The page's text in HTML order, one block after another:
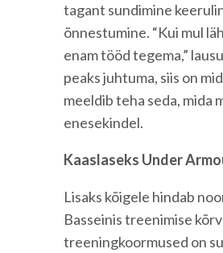
tagant sundimine
õnnestumine. “Kui mul
enam tööd tegema,”
peaks juhtuma, siis on
meeldib teha seda, mida
enesekindel.
Kaaslaseks Under
Lisaks kõigele hindab
Basseinis treenimise
treeningkoormused on